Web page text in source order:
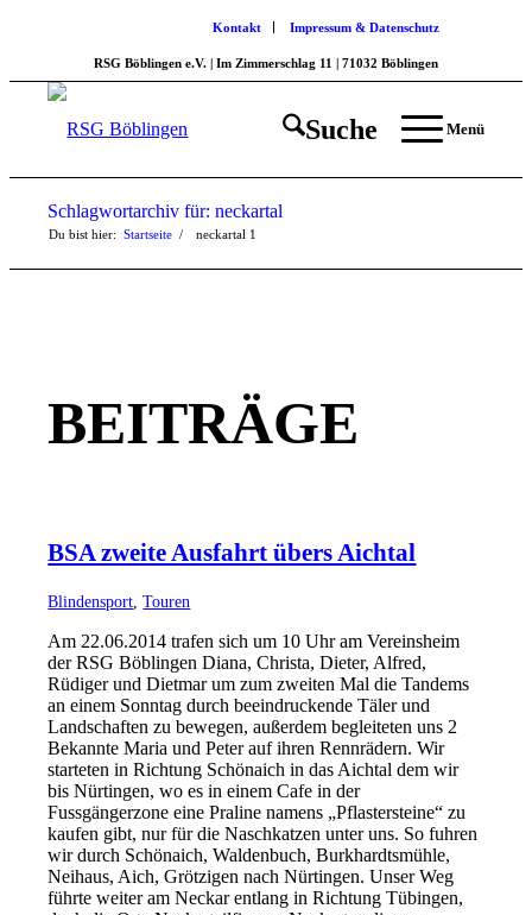
Kontakt Impressum & Datenschutz
RSG Böblingen e.V. | Im Zimmerschlag 11 | 71032 Böblingen
Suche Menü
Schlagwortarchiv für: neckartal
Du bist hier: Startseite 1
/ neckartal
BEITRÄGE
BSA zweite Ausfahrt übers Aichtal
Blindensport ,Touren
Am 22.06.2014 trafen sich um 10 Uhr am Vereinsheim
der RSG Böblingen Diana, Christa, Dieter, Alfred,
Rüdiger und Dietmar um zum zweiten Mal die Tandems
an einem Sonntag durch beeindruckende Täler und
Landschaften zu bewegen, außerdem begleiteten uns 2
Bekannte Maria und Peter auf ihren Rennrädern. Wir
starteten in Richtung Schönaich in das Aichtal dem wir
bis Nürtingen, wo es in einem Cafe in der
Fussgängerzone eine Praline namens „Pflastersteine“ zu
kaufen gibt, nur für die Naschkatzen unter uns. So fuhren
wir durch Schönaich, Waldenbuch, Burkhardtsmühle,
Neihaus, Aich, Grötzigen nach Nürtingen. Unser Weg
führte weiter am Neckar entlang in Richtung Tübingen,